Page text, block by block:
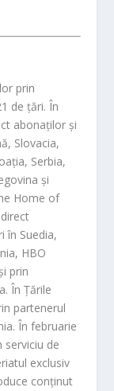
prin
de țări. În
abonaților și
Slovacia,
Serbia,
și
Home of
în Suedia,
HBO
prin
În Țările
partenerul
În februarie
serviciu de
exclusiv
conținut